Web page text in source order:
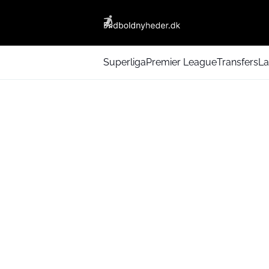
SuperligaPremier LeagueTransfers